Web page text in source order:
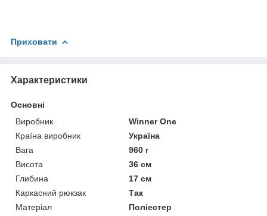
Приховати
Характеристики
Основні
Виробник
Winner One
Країна виробник
Україна
Вага
960 г
Висота
36 см
Глибина
17 см
Каркасний рюкзак
Так
Матеріал
Поліестер